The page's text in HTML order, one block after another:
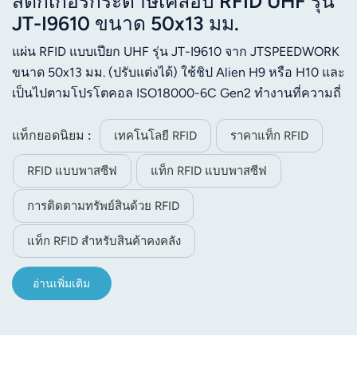
JT-I9610 ขนาด 50x13 มม.
แผ่น RFID แบบเปียก UHF รุ่น JT-I9610 จาก JTSPEEDWORK
ขนาด 50x13 มม. (ปรับแต่งได้) ใช้ชิป Alien H9 หรือ H10 และ
เป็นไปตามโปรโตคอล ISO18000-6C Gen2 ทำงานที่ความถี่
EPC 512 บิต และหน่วยความจำผู้ใช้ 96 บิต รองรับการเขียน
ซ้ำ 100,000 ครั้ง และเก็บข้อมูลได้นานกว่า 10 ปี ติดตั้งด้วย
กาว เหมาะสำหรับห่วงโซ่อุปทาน เครื่องแต่งกาย โลจิสติกส์
และการจัดการสินทรัพย์
แท็กยอดนิยม : เทคโนโลยี RFID ราคาแท็ก RFID
RFID แบบพาสซีฟ แท็ก RFID แบบพาสซีฟ
การติดตามทรัพย์สินด้วย RFID
แท็ก RFID สำหรับสินค้าคงคลัง
อ่านเพิ่มเติม